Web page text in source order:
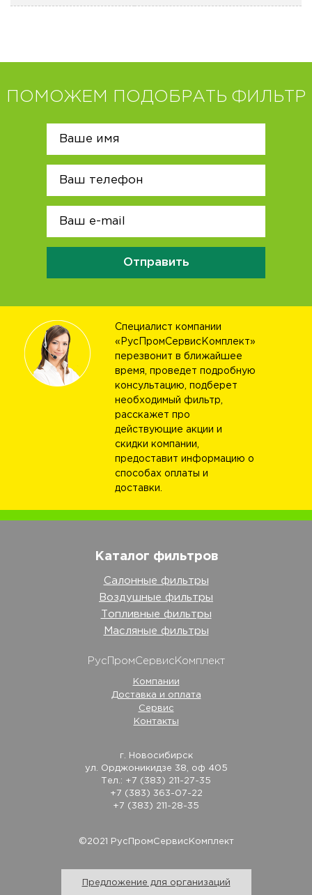
ПОМОЖЕМ ПОДОБРАТЬ ФИЛЬТР
Отправить
Специалист компании
«РусПромСервисКомплект»
перезвонит в ближайшее
время, проведет подробную
консультацию, подберет
необходимый фильтр,
расскажет про
действующие акции и
скидки компании,
предоставит информацию о
способах оплаты и
доставки.
©2021 РусПромСервисКомплект
Предложение для организаций
Каталог фильтров
Салонные фильтры
Воздушные фильтры
Топливные фильтры
Масляные фильтры
РусПромСервисКомплект
Компании
Доставка и оплата
Сервис
Контакты
г. Новосибирск
ул. Орджоникидзе 38, оф 405
Тел.: +7 (383) 211-27-35
+7 (383) 363-07-22
+7 (383) 211-28-35